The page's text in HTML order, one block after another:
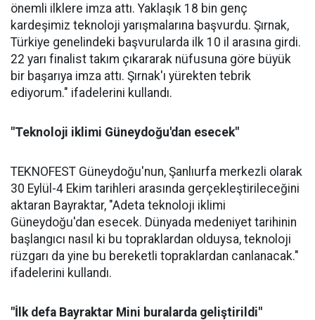
önemli ilklere imza attı. Yaklaşık 18 bin genç
kardeşimiz teknoloji yarışmalarına başvurdu. Şırnak,
Türkiye genelindeki başvurularda ilk 10 il arasına girdi.
22 yarı finalist takım çıkararak nüfusuna göre büyük
bir başarıya imza attı. Şırnak'ı yürekten tebrik
ediyorum." ifadelerini kullandı.
"Teknoloji iklimi Güneydoğu'dan esecek"
TEKNOFEST Güneydoğu'nun, Şanlıurfa merkezli olarak
30 Eylül-4 Ekim tarihleri arasında gerçekleştirileceğini
aktaran Bayraktar, "Adeta teknoloji iklimi
Güneydoğu'dan esecek. Dünyada medeniyet tarihinin
başlangıcı nasıl ki bu topraklardan olduysa, teknoloji
rüzgarı da yine bu bereketli topraklardan canlanacak."
ifadelerini kullandı.
"İlk defa Bayraktar Mini buralarda geliştirildi"